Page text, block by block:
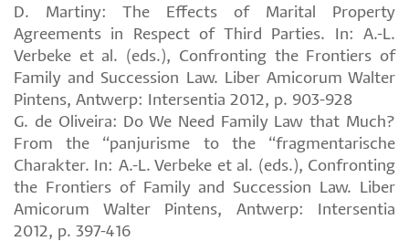
D. Martiny: The Effects of Marital Property
Agreements in Respect of Third Parties. In: A.-L.
Verbeke et al. (eds.), Confronting the Frontiers of
Family and Succession Law. Liber Amicorum Walter
Pintens, Antwerp: Intersentia 2012, p. 903-928
G. de Oliveira: Do We Need Family Law that Much?
From the “panjurisme to the “fragmentarische
Charakter. In: A.-L. Verbeke et al. (eds.), Confronting
the Frontiers of Family and Succession Law. Liber
Amicorum Walter Pintens, Antwerp: Intersentia
2012, p. 397-416